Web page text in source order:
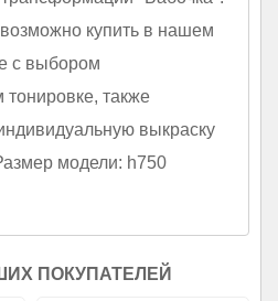
купить в нашем
с выбором
также
выкраску
модели: h750
ПОКУПАТЕЛЕЙ